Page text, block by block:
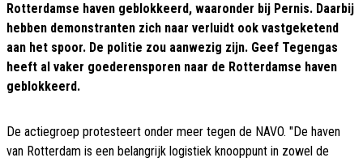
Rotterdamse haven geblokkeerd, waaronder bij Pernis. Daarbij
hebben demonstranten zich naar verluidt ook vastgeketend
aan het spoor. De politie zou aanwezig zijn. Geef Tegengas
heeft al vaker goederensporen naar de Rotterdamse haven
geblokkeerd.
De actiegroep protesteert onder meer tegen de NAVO. "De haven
van Rotterdam is een belangrijk logistiek knooppunt in zowel de